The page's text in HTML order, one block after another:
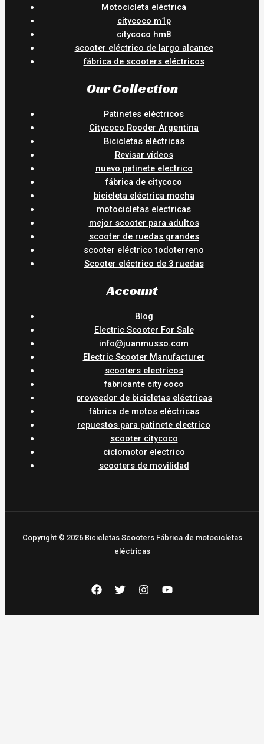
Motocicleta eléctrica
citycoco m1p
citycoco hm8
scooter eléctrico de largo alcance
fábrica de scooters eléctricos
Our Collection
Patinetes eléctricos
Citycoco Rooder Argentina
Bicicletas eléctricas
Revisar vídeos
nuevo patinete electrico
fábrica de citycoco
bicicleta eléctrica mocha
motocicletas electricas
mejor scooter para adultos
scooter de ruedas grandes
scooter eléctrico todoterreno
Scooter eléctrico de 3 ruedas
Account
Blog
Electric Scooter For Sale
info@juanmusso.com
Electric Scooter Manufacturer
scooters electricos
fabricante city coco
proveedor de bicicletas eléctricas
fábrica de motos eléctricas
repuestos para patinete electrico
scooter citycoco
ciclomotor electrico
scooters de movilidad
Copyright © 2026 Bicicletas Scooters Fábrica de motocicletas
eléctricas